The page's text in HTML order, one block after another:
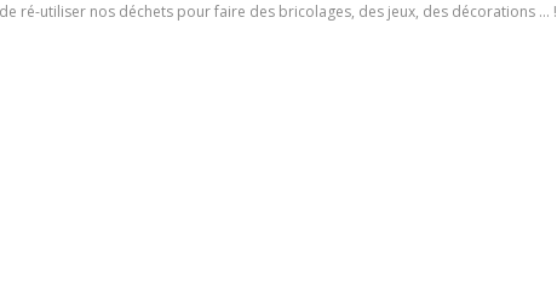
ré-utiliser nos déchets pour faire des bricolages, des jeux, des décorations … !